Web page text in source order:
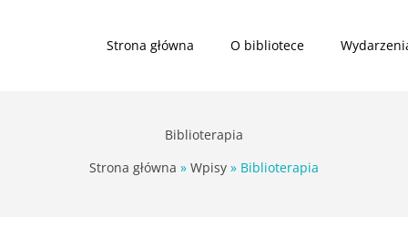
Strona główna O bibliotece
Biblioterapia
Strona główna
Wpisy Biblioterapia